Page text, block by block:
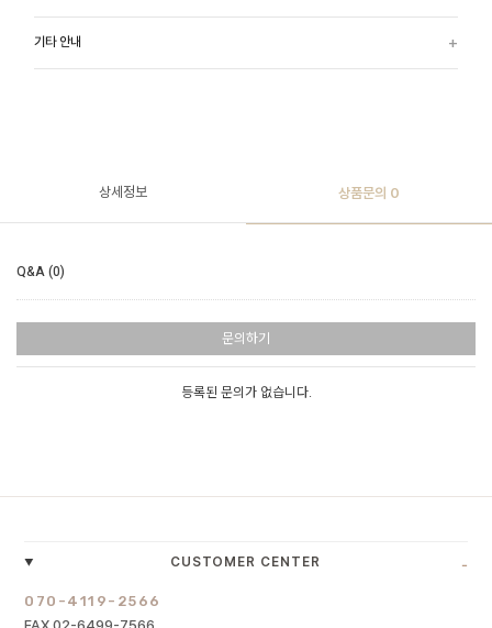
기타 안내
상세정보 상품문의 0
Q&A (0)
문의하기
등록된 문의가 없습니다.
CUSTOMER CENTER -
070-4119-2566